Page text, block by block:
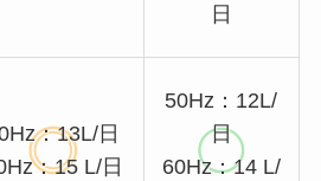
日
：13L/日
：15 L/日
50Hz：12L/
日
60Hz：14 L/